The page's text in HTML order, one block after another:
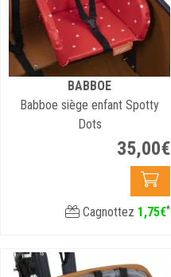
BABBOE
Babboe siège enfant Spotty
Dots
35,00€
Cagnottez 1,75€*